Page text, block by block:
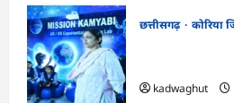
छत्तीसगढ़
कोरिया
kadwaghut